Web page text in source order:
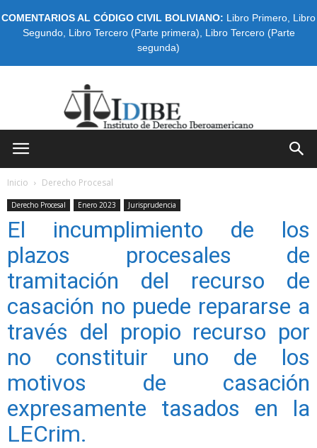
COMENTARIOS AL CÓDIGO CIVIL BOLIVIANO: Libro Primero Libro
Segundo, Libro Tercero (Parte primera)
Libro Tercero (Parte
segunda)
Inicio Derecho Procesal
Derecho Procesal Enero 2023 Jurisprudencia
El incumplimiento de los
plazos procesales de
tramitación del recurso de
casación no puede repararse a
través del propio recurso por
no constituir uno de los
motivos de casación
expresamente tasados en la
LECrim.